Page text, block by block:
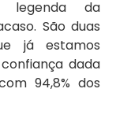
legenda da
São duas
já estamos
dada
94,8% dos